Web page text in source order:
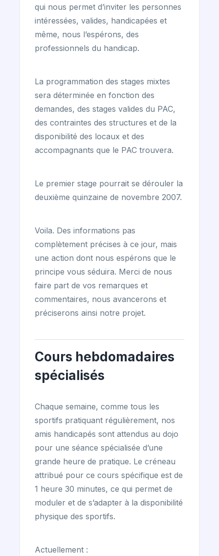
qui nous permet d’inviter les personnes
intéressées, valides, handicapées et
même, nous l’espérons, des
professionnels du handicap.
La programmation des stages mixtes
sera déterminée en fonction des
demandes, des stages valides du PAC,
des contraintes des structures et de la
disponibilité des locaux et des
accompagnants que le PAC trouvera.
Le premier stage pourrait se dérouler la
deuxième quinzaine de novembre 2007.
Voila. Des informations pas
complètement précises à ce jour, mais
une action dont nous espérons que le
principe vous séduira. Merci de nous
faire part de vos remarques et
commentaires, nous avancerons et
préciserons ainsi notre projet.
Cours hebdomadaires
spécialisés
Chaque semaine, comme tous les
sportifs pratiquant régulièrement, nos
amis handicapés sont attendus au dojo
pour une séance spécialisée d’une
grande heure de pratique. Le créneau
attribué pour ce cours spécifique est de
1 heure 30 minutes, ce qui permet de
moduler et de s’adapter à la disponibilité
physique des sportifs.
Actuellement :